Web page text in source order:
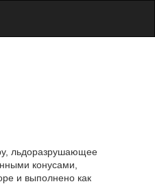
льдоразрушающее
конусами,
и выполнено как